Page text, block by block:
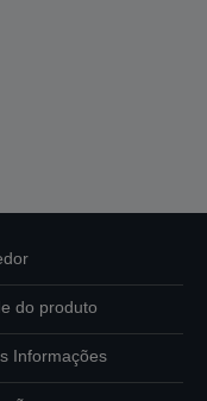
do produto
Informações